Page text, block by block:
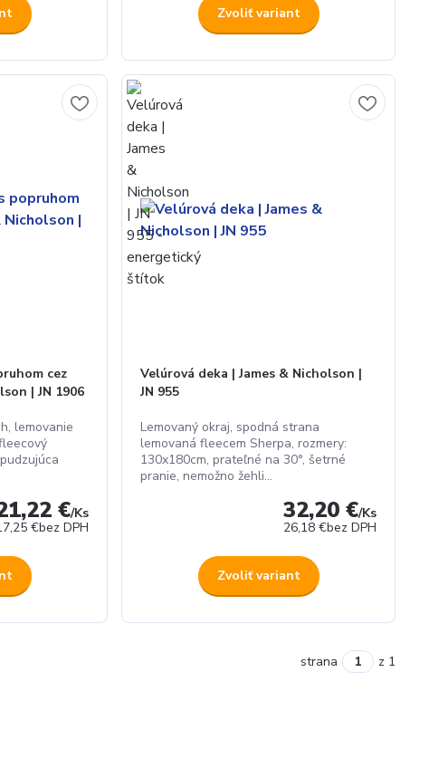
Zvoliť variant
cez
| JN 1906
lemovanie
€/Ks
€bez DPH
Velúrová deka | James & Nicholson |
JN 955
Lemovaný okraj, spodná strana
lemovaná fleecem Sherpa, rozmery:
130x180cm, prateľné na 30°, šetrné
pranie, nemožno žehli...
32,20 €/Ks
26,18 €bez DPH
Zvoliť variant
strana z 1